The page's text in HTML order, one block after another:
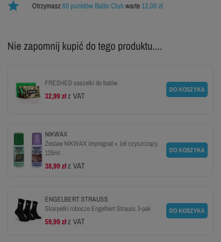
Otrzymasz60 punktów Baltic Clubwarte12,00 zł
Nie zapomnij kupić do tego produktu....
FRESHED saszetki do butów
32,99 złz VAT
DO KOSZYKA
NIKWAX
Zestaw NIKWAX impregnat + żel czyszczący
125ml
38,99 złz VAT
DO KOSZYKA
ENGELBERT STRAUSS
Skarpetki robocze Engelbert Strauss 3-pak
59,99 złz VAT
DO KOSZYKA